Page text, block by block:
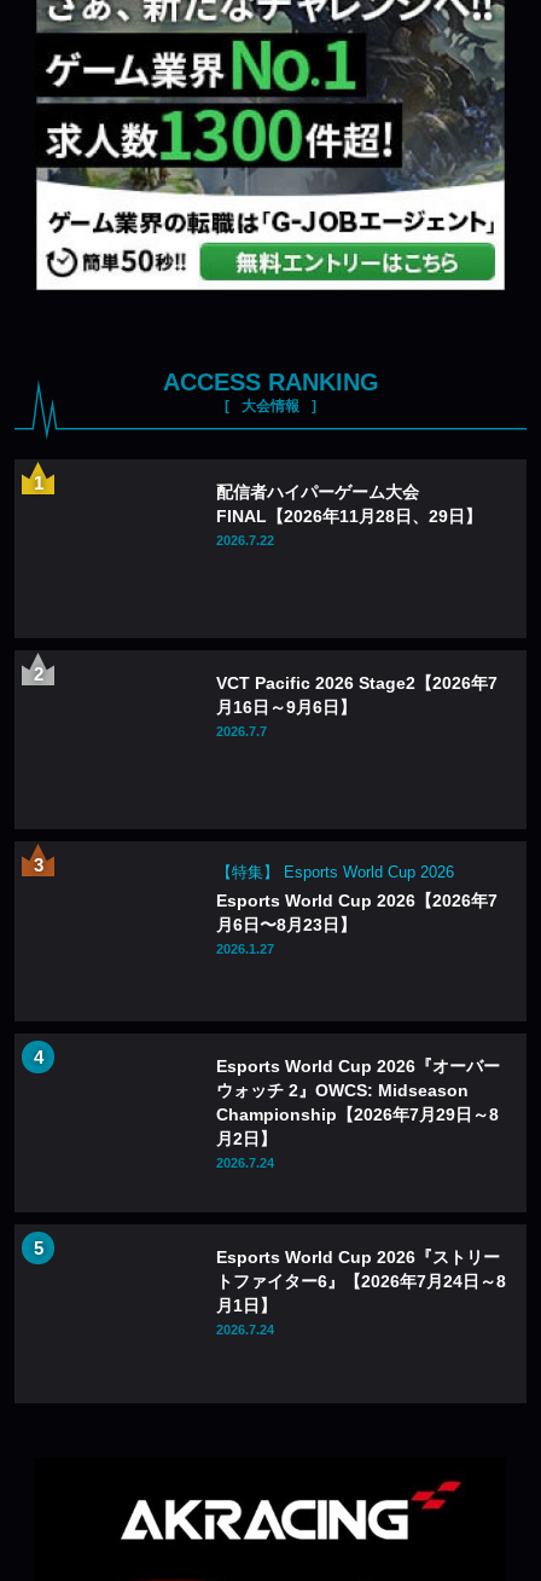
ACCESS RANKING
大会情報
配信者ハイパーゲーム大会
FINAL【2026年11月28日、29日】
2026.7.22
VCT Pacific 2026 Stage2【2026年7
月16日～9月6日】
2026.7.7
【特集】 Esports World Cup 2026
Esports World Cup 2026【2026年7
月6日〜8月23日】
2026.1.27
Esports World Cup 2026『オーバー
ウォッチ 2』OWCS: Midseason
Championship【2026年7月29日～8
月2日】
2026.7.24
Esports World Cup 2026『ストリー
トファイター6』【2026年7月24日～8
月1日】
2026.7.24